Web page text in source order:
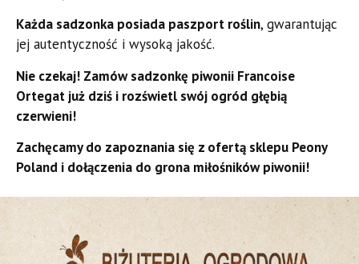
Każda sadzonka posiada paszport roślin, gwarantując
jej autentyczność i wysoką jakość.
Nie czekaj! Zamów sadzonkę piwonii Francoise
Ortegat już dziś i rozświetl swój ogród głębią
czerwieni!
Zachęcamy do zapoznania się z ofertą sklepu Peony
Poland i dołączenia do grona miłośników piwonii!